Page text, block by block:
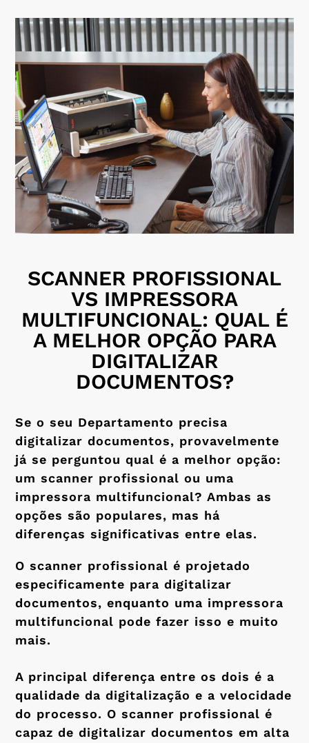
SCANNER PROFISSIONAL
VS IMPRESSORA
MULTIFUNCIONAL: QUAL É
A MELHOR OPÇÃO PARA
DIGITALIZAR
DOCUMENTOS?
Se o seu Departamento precisa
digitalizar documentos, provavelmente
já se perguntou qual é a melhor opção:
um scanner profissional ou uma
impressora multifuncional? Ambas as
opções são populares, mas há
diferenças significativas entre elas.
O scanner profissional é projetado
especificamente para digitalizar
documentos, enquanto uma impressora
multifuncional pode fazer isso e muito
mais.
A principal diferença entre os dois é a
qualidade da digitalização e a velocidade
do processo. O scanner profissional é
capaz de digitalizar documentos em alta